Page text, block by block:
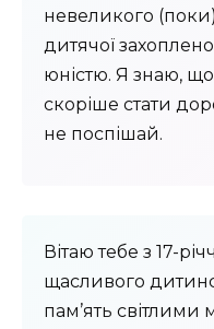
невеликого
дитячої
юністю. Я знаю, що
скоріше стати
не поспішай.
Вітаю тебе з 17-
щасливого
пам’ять світлими